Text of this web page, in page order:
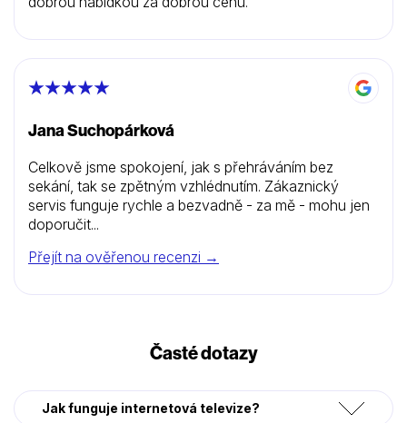
Jana Suchopárková
Celkově jsme spokojení, jak s přehráváním bez
sekání, tak se zpětným vzhlédnutím. Zákaznický
servis funguje rychle a bezvadně - za mě - mohu jen
doporučit...
Přejít na ověřenou recenzi →
Časté dotazy
Jak funguje internetová televize?